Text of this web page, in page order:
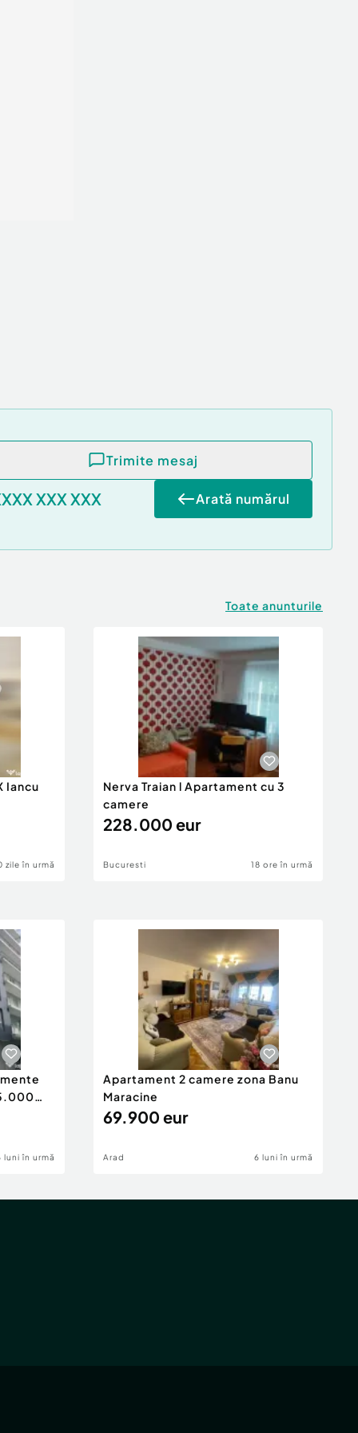
Trimite mesaj
XXX XXX Arată numărul
Toate anunturile
Iancu
zile în urmă
Nerva Traian l Apartament cu 3
camere
228.000 eur
Bucuresti 18 ore în urmă
luni în urmă
Apartament 2 camere zona Banu
Maracine
69.900 eur
Arad 6 luni în urmă